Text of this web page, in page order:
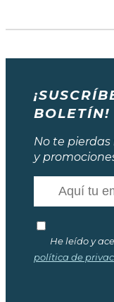
BOLETÍN!
No te
y
He leído y
política de